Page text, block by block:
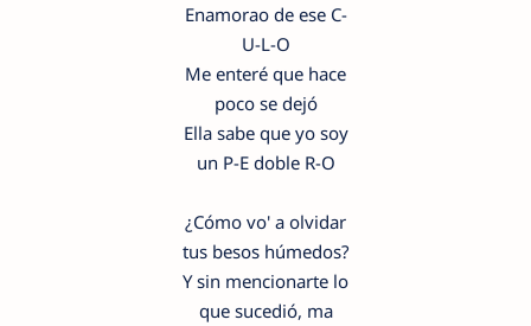
Enamorao de ese C-
U-L-O
Me enteré que hace
poco se dejó
Ella sabe que yo soy
un P-E doble R-O
¿Cómo vo' a olvidar
tus besos húmedos?
Y sin mencionarte lo
que sucedió, ma